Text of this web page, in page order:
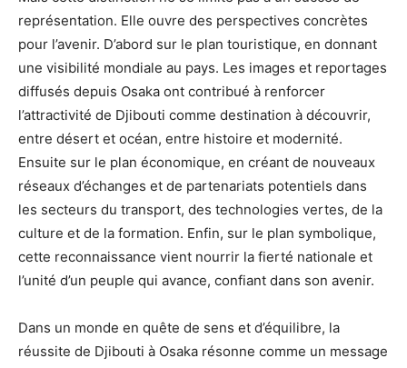
représentation. Elle ouvre des perspectives concrètes
pour l’avenir. D’abord sur le plan touristique, en donnant
une visibilité mondiale au pays. Les images et reportages
diffusés depuis Osaka ont contribué à renforcer
l’attractivité de Djibouti comme destination à découvrir,
entre désert et océan, entre histoire et modernité.
Ensuite sur le plan économique, en créant de nouveaux
réseaux d’échanges et de partenariats potentiels dans
les secteurs du transport, des technologies vertes, de la
culture et de la formation. Enfin, sur le plan symbolique,
cette reconnaissance vient nourrir la fierté nationale et
l’unité d’un peuple qui avance, confiant dans son avenir.
Dans un monde en quête de sens et d’équilibre, la
réussite de Djibouti à Osaka résonne comme un message